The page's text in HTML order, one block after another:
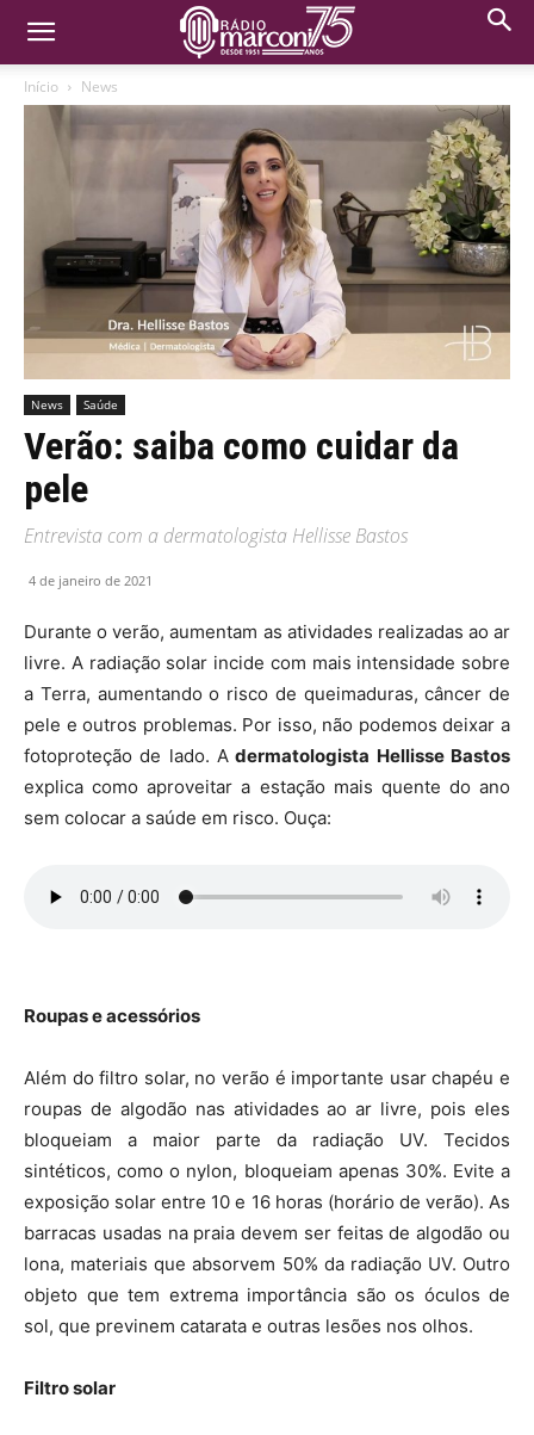
Início News
News Saúde
Verão: saiba como cuidar da
pele
Entrevista com a dermatologista Hellisse Bastos
4 de janeiro de 2021
Durante o verão, aumentam as atividades realizadas ao ar
livre. A radiação solar incide com mais intensidade sobre
a Terra, aumentando o risco de queimaduras, câncer de
pele e outros problemas. Por isso, não podemos deixar a
fotoproteção de lado. A dermatologista Hellisse Bastos
explica como aproveitar a estação mais quente do ano
sem colocar a saúde em risco. Ouça:
Roupas e acessórios
Além do filtro solar, no verão é importante usar chapéu e
roupas de algodão nas atividades ao ar livre, pois eles
bloqueiam a maior parte da radiação UV. Tecidos
sintéticos, como o nylon, bloqueiam apenas 30%. Evite a
exposição solar entre 10 e 16 horas (horário de verão). As
barracas usadas na praia devem ser feitas de algodão ou
lona, materiais que absorvem 50% da radiação UV. Outro
objeto que tem extrema importância são os óculos de
sol, que previnem catarata e outras lesões nos olhos.
Filtro solar